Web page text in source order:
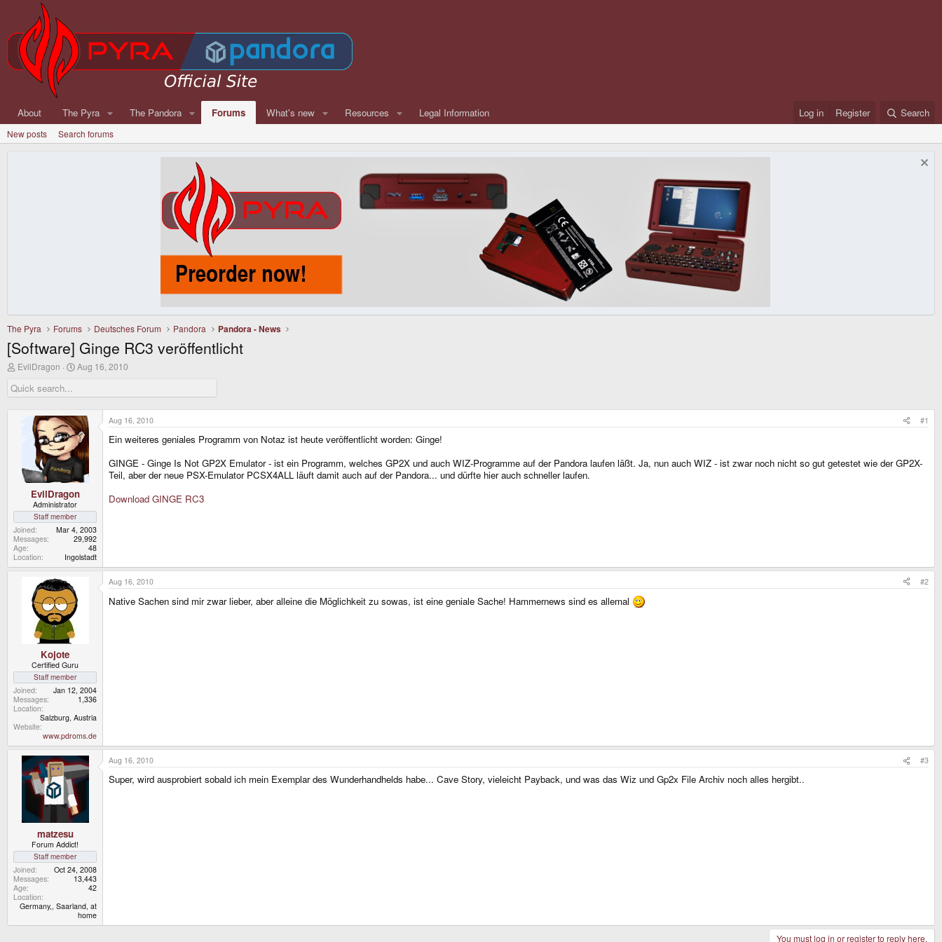
About The Pyra The Pandora Forums What's new Resources Legal Information Log in Register Search
New posts Search forums
The Pyra Forums Deutsches Forum Pandora Pandora - News
[Software] Ginge RC3 veröffentlicht
T
r
e
EvilDragon
S
r
d
a
t
e
Aug 16, 2010
EvilDragon
Administrator
Staff member
Joined
Mar 4, 2003
Messages
29,992
Age
48
Location
Ingolstadt
Aug 16, 2010 #1
Ein weiteres geniales Programm von Notaz ist heute veröffentlicht worden: Ginge!
GINGE - Ginge Is Not GP2X Emulator - ist ein Programm, welches GP2X und auch WIZ-Programme auf der Pandora laufen läßt. Ja, nun auch WIZ - ist zwar noch nicht so gut getestet wie der GP2X-
Teil, aber der neue PSX-Emulator PCSX4ALL läuft damit auch auf der Pandora... und dürfte hier auch schneller laufen.
Download GINGE RC3
Kojote
Certified Guru
Staff member
Joined
Jan 12, 2004
Messages
1,336
Location
Salzburg, Austria
Website
www.pdroms.de
Aug 16, 2010 #2
Native Sachen sind mir zwar lieber, aber alleine die Möglichkeit zu sowas, ist eine geniale Sache! Hammernews sind es allemal
matzesu
Forum Addict!
Staff member
Joined
Oct 24, 2008
Messages
13,443
Age
42
Location
Germany,, Saarland, at
home
Aug 16, 2010 #3
Super, wird ausprobiert sobald ich mein Exemplar des Wunderhandhelds habe... Cave Story, vieleicht Payback, und was das Wiz und Gp2x File Archiv noch alles hergibt..
You must log in or register to reply here.